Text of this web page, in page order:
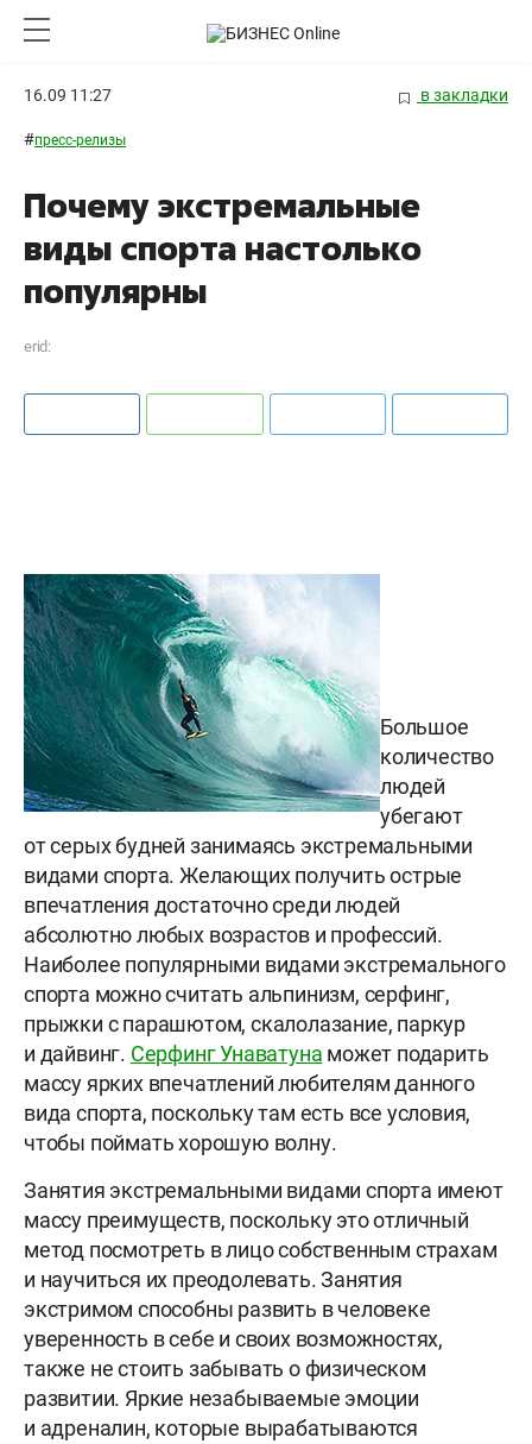
16.09 11:27 в закладки
#пресс-релизы
Почему экстремальные
виды спорта настолько
популярны
erid:
Большое
количество
людей
убегают
от серых будней занимаясь экстремальными
видами спорта. Желающих получить острые
впечатления достаточно среди людей
абсолютно любых возрастов и профессий.
Наиболее популярными видами экстремального
спорта можно считать альпинизм, серфинг,
прыжки с парашютом, скалолазание, паркур
и дайвинг. Серфинг Унаватуна может подарить
массу ярких впечатлений любителям данного
вида спорта, поскольку там есть все условия,
чтобы поймать хорошую волну.
Занятия экстремальными видами спорта имеют
массу преимуществ, поскольку это отличный
метод посмотреть в лицо собственным страхам
и научиться их преодолевать. Занятия
экстримом способны развить в человеке
уверенность в себе и своих возможностях,
также не стоить забывать о физическом
развитии. Яркие незабываемые эмоции
и адреналин, которые вырабатываются